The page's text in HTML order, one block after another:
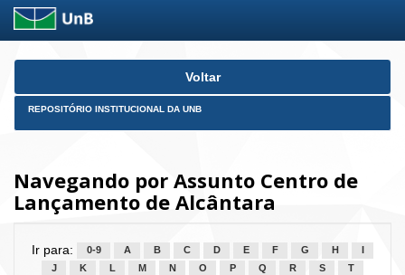
Skip
Voltar
REPOSITÓRIO INSTITUCIONAL DA UNB
Navegando por Assunto Centro de
Lançamento de Alcântara
Ir para: 0-9 A B C D E F G H
J
K L M N O P Q R S
T